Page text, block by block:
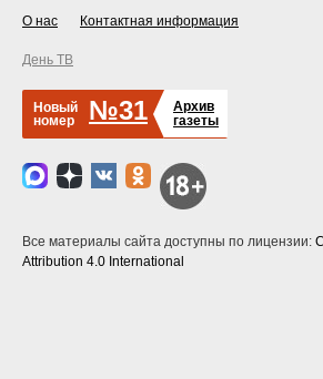
О нас Контактная информация
День ТВ
Новый
номер
№31
Архив
газеты
Все материалы сайта доступны по лицензии:
Attribution 4.0 International